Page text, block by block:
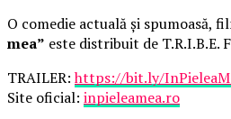
O comedie actuală și spumoasă,
mea” este distribuit de T.R.I.B.E.
TRAILER:https://bit.ly/
Site oficial: inpieleamea.ro